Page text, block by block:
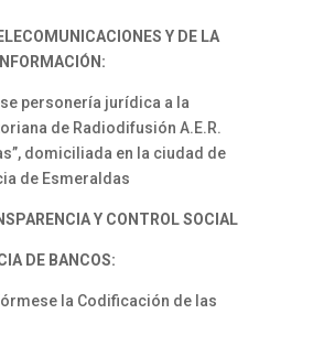
Y DE LA
personería jurídica a la
de Radiodifusión A.E.R.
domiciliada en la ciudad de
de Esmeraldas
Y CONTROL SOCIAL
DE BANCOS:
la Codificación de las